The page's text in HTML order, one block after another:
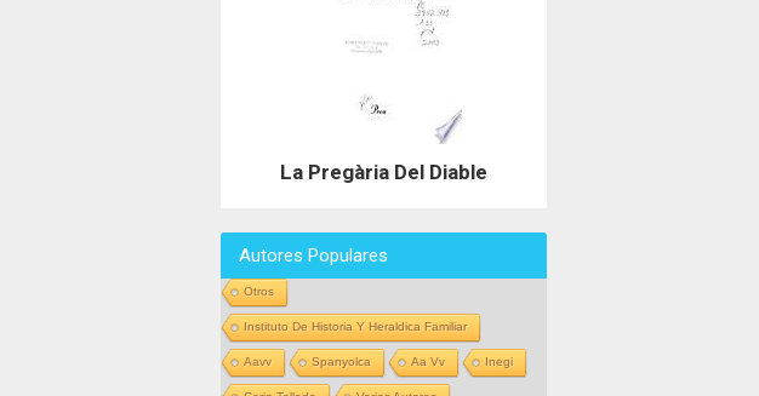
La Pregària Del Diable
Autores Populares
Otros
Instituto De Historia Y Heraldica Familiar
Aavv Spanyolca Aa Vv Inegi